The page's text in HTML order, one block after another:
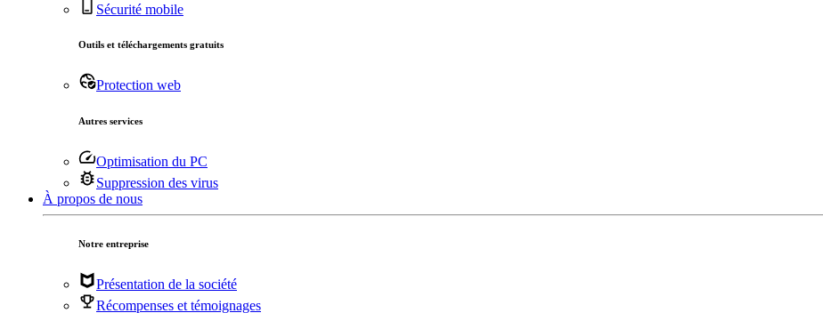
Sécurité mobile
Outils et téléchargements gratuits
Protection web
Autres services
Optimisation du PC
Suppression des virus
À propos de nous
Notre entreprise
Présentation de la société
Récompenses et témoignages